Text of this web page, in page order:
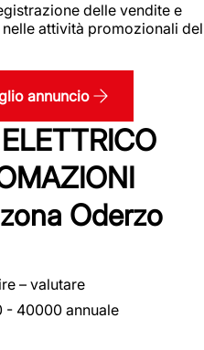
delle vendite e
attività promozionali del
annuncio
Oderzo
– valutare
- 40000 annuale